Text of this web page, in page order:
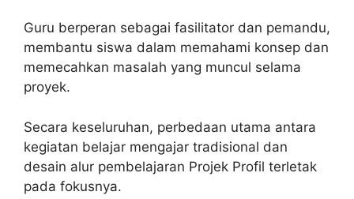
Guru berperan sebagai fasilitator dan pemandu,
membantu siswa dalam memahami konsep dan
memecahkan masalah yang muncul selama
proyek.
Secara keseluruhan, perbedaan utama antara
kegiatan belajar mengajar tradisional dan
desain alur pembelajaran Projek Profil terletak
pada fokusnya.